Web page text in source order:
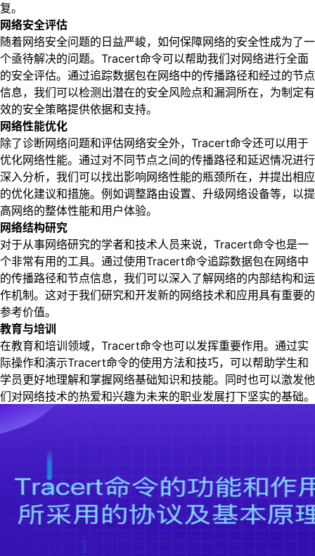
复。
网络安全评估
随着网络安全问题的日益严峻，如何保障网络的安全性成为了一
个亟待解决的问题。Tracert命令可以帮助我们对网络进行全面
的安全评估。通过追踪数据包在网络中的传播路径和经过的节点
信息，我们可以检测出潜在的安全风险点和漏洞所在，为制定有
效的安全策略提供依据和支持。
网络性能优化
除了诊断网络问题和评估网络安全外，Tracert命令还可以用于
优化网络性能。通过对不同节点之间的传播路径和延迟情况进行
深入分析，我们可以找出影响网络性能的瓶颈所在，并提出相应
的优化建议和措施。例如调整路由设置、升级网络设备等，以提
高网络的整体性能和用户体验。
网络结构研究
对于从事网络研究的学者和技术人员来说，Tracert命令也是一
个非常有用的工具。通过使用Tracert命令追踪数据包在网络中
的传播路径和节点信息，我们可以深入了解网络的内部结构和运
作机制。这对于我们研究和开发新的网络技术和应用具有重要的
参考价值。
教育与培训
在教育和培训领域，Tracert命令也可以发挥重要作用。通过实
际操作和演示Tracert命令的使用方法和技巧，可以帮助学生和
学员更好地理解和掌握网络基础知识和技能。同时也可以激发他
们对网络技术的热爱和兴趣为未来的职业发展打下坚实的基础。